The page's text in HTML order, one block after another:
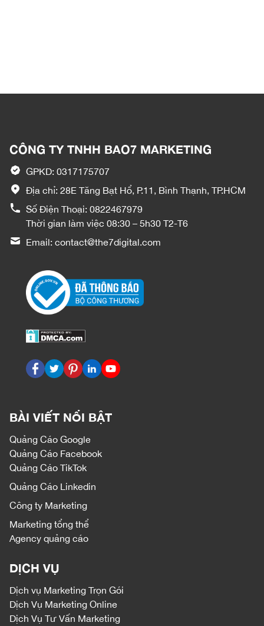
CÔNG TY TNHH BAO7 MARKETING
GPKD: 0317175707
Địa chỉ: 28E Tăng Bạt Hổ, P.11, Bình Thạnh, TP.HCM
Số Điện Thoại: 0822467979
Thời gian làm việc 08:30 – 5h30 T2-T6
Email: contact@the7digital.com
BÀI VIẾT NỔI BẬT
Quảng Cáo Google
Quảng Cáo Facebook
Quảng Cáo TikTok
Quảng Cáo Linkedin
Công ty Marketing
Marketing tổng thể
Agency quảng cáo
DỊCH VỤ
Dịch vụ Marketing Trọn Gói
Dịch Vụ Marketing Online
Dịch Vụ Tư Vấn Marketing